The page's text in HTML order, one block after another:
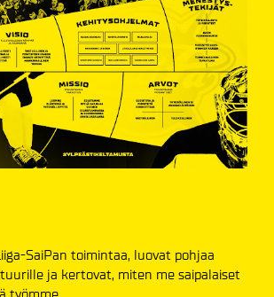
SaiPan toimintaa, luovat pohjaa
ja kertovat, miten me saipalaiset